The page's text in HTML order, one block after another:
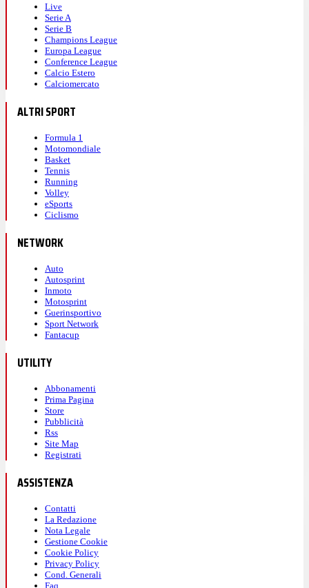
Live
Serie A
Serie B
Champions League
Europa League
Conference League
Calcio Estero
Calciomercato
ALTRI SPORT
Formula 1
Motomondiale
Basket
Tennis
Running
Volley
eSports
Ciclismo
NETWORK
Auto
Autosprint
Inmoto
Motosprint
Guerinsportivo
Sport Network
Fantacup
UTILITY
Abbonamenti
Prima Pagina
Store
Pubblicità
Rss
Site Map
Registrati
ASSISTENZA
Contatti
La Redazione
Nota Legale
Gestione Cookie
Cookie Policy
Privacy Policy
Cond. Generali
Faq